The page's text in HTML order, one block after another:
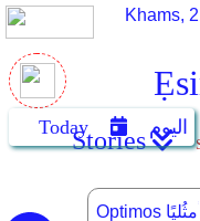
Khams,
Today اليومStories